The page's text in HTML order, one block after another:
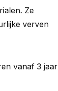
Ze
verven
vanaf 3 jaar